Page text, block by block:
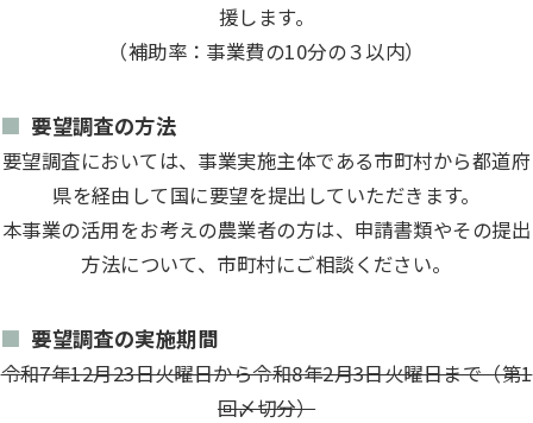
援します。
（補助率：事業費の10分の３以内）
要望調査の方法
要望調査においては、事業実施主体である市町村から都道府
県を経由して国に要望を提出していただきます。
本事業の活用をお考えの農業者の方は、申請書類やその提出
方法について、市町村にご相談ください。
要望調査の実施期間
令和7年12月23日火曜日から令和8年2月3日火曜日まで（第1
回〆切分）